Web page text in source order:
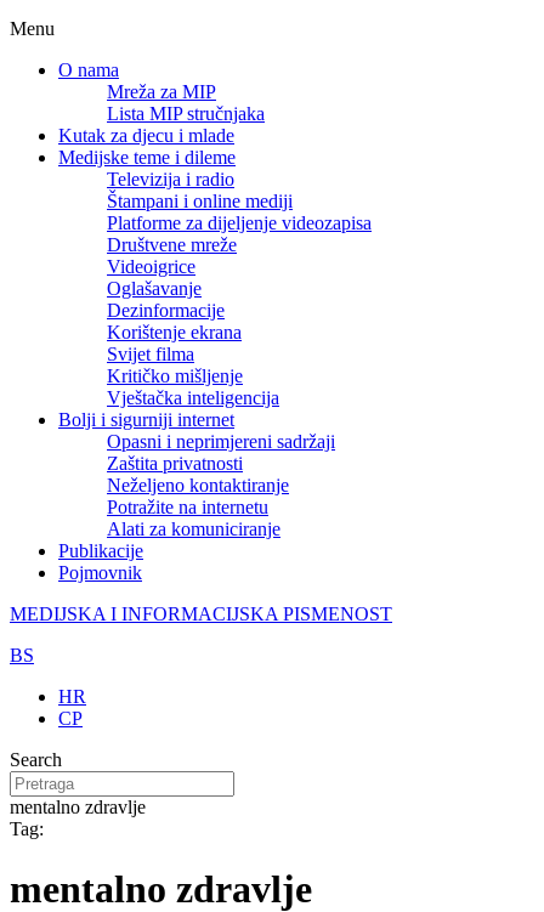
Menu
O nama
Mreža za MIP
Lista MIP stručnjaka
Kutak za djecu i mlade
Medijske teme i dileme
Televizija i radio
Štampani i online mediji
Platforme za dijeljenje videozapisa
Društvene mreže
Videoigrice
Oglašavanje
Dezinformacije
Korištenje ekrana
Svijet filma
Kritičko mišljenje
Vještačka inteligencija
Bolji i sigurniji internet
Opasni i neprimjereni sadržaji
Zaštita privatnosti
Neželjeno kontaktiranje
Potražite na internetu
Alati za komuniciranje
Publikacije
Pojmovnik
MEDIJSKA I INFORMACIJSKA PISMENOST
BS
HR
CP
Search
mentalno zdravlje
Tag:
mentalno zdravlje